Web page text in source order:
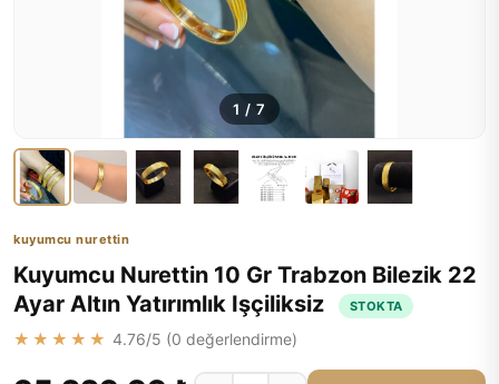
1 / 7
kuyumcu nurettin
Kuyumcu Nurettin 10 Gr Trabzon Bilezik 22
Ayar Altın Yatırımlık Işçiliksiz
STOKTA
★★★★★ 4.76/5 (0 değerlendirme)